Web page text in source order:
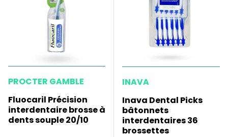
PROCTER GAMBLE
Fluocaril Précision
interdentaire brosse à
dents souple 20/10
INAVA
Inava Dental Picks
bâtonnets
interdentaires 36
brossettes